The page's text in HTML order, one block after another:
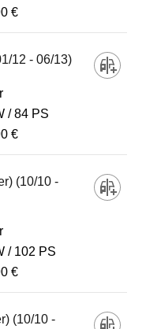
€
12 - 06/13)
84 PS
€
(10/10 -
102 PS
€
(10/10 -